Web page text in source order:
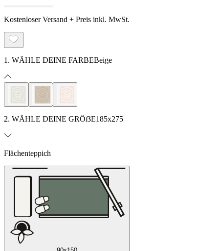
Kostenloser Versand + Preis inkl. MwSt.
1. WÄHLE DEINE FARBEBeige
2. WÄHLE DEINE GRÖẞE185x275
Flächenteppich